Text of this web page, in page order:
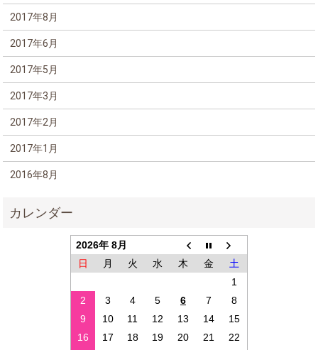
2017年8月
2017年6月
2017年5月
2017年3月
2017年2月
2017年1月
2016年8月
2026年 8月
日
月 火 水 木 金
土
1
2
3 4 5 6 7
8
9
10 11 12 13 14
15
16
17 18 19 20 21
22